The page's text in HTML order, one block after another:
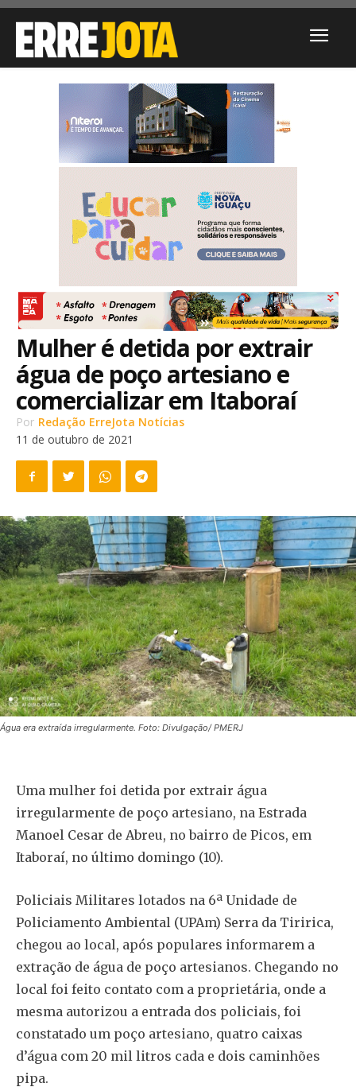
Mulher é detida por extrair
água de poço artesiano e
comercializar em Itaboraí
Por Redação ErreJota Notícias
11 de outubro de 2021
Água era extraída irregularmente. Foto: Divulgação/ PMERJ
Uma mulher foi detida por extrair água
irregularmente de poço artesiano, na Estrada
Manoel Cesar de Abreu, no bairro de Picos, em
Itaboraí, no último domingo (10).
Policiais Militares lotados na 6ª Unidade de
Policiamento Ambiental (UPAm) Serra da Tiririca,
chegou ao local, após populares informarem a
extração de água de poço artesianos. Chegando no
local foi feito contato com a proprietária, onde a
mesma autorizou a entrada dos policiais, foi
constatado um poço artesiano, quatro caixas
d’água com 20 mil litros cada e dois caminhões
pipa.